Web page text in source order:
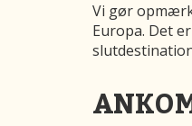
Vi gør
Europa. Det